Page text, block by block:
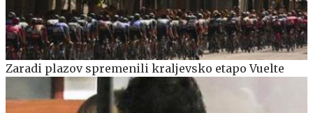
Zaradi plazov spremenili kraljevsko etapo Vuelte